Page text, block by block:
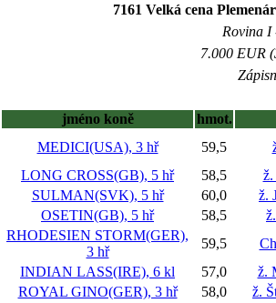
7161 Velká cena
Rovina I
7.000 EUR
jméno koně
hmot.
MEDICI(USA), 3 hř 59,5
LONG CROSS(GB), 5 hř 58,5
ž.
SULMAN(SVK), 5 hř 60,0
ž.
OSETIN(GB), 5 hř 58,5
RHODESIEN STORM(GER),
3 hř
59,5
INDIAN LASS(IRE), 6 kl 57,0
ž.
ROYAL GINO(GER), 3 hř 58,0
ž.